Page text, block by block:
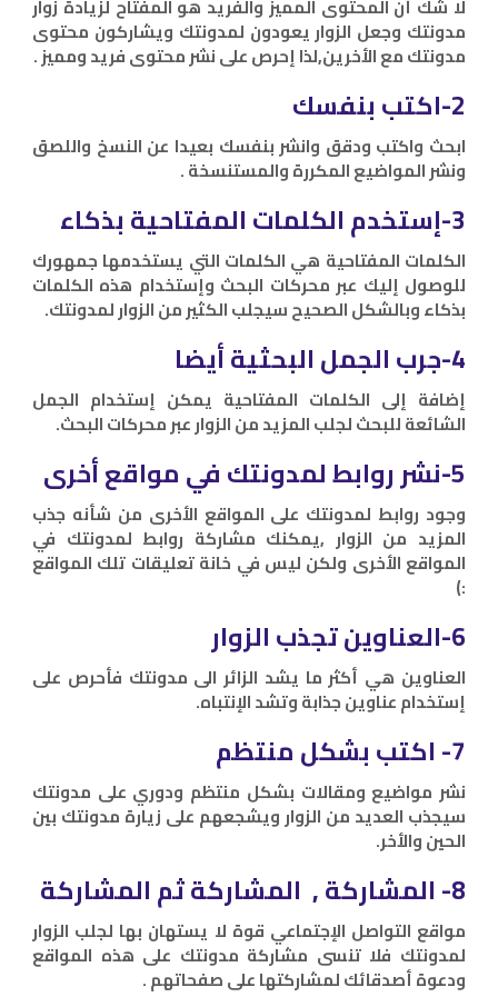
لا شك أن المحتوى المميز والفريد هو المفتاح لزيادة زوار
مدونتك وجعل الزوار يعودون لمدونتك ويشاركون محتوى
مدونتك مع الأخرين,لذا إحرص على نشر محتوى فريد ومميز .
2-اكتب بنفسك
ابحث واكتب ودقق وانشر بنفسك بعيدا عن النسخ واللصق
ونشر المواضيع المكررة والمستنسخة .
3-إستخدم الكلمات المفتاحية بذكاء
الكلمات المفتاحية هي الكلمات التي يستخدمها جمهورك
للوصول إليك عبر محركات البحث وإستخدام هذه الكلمات
بذكاء وبالشكل الصحيح سيجلب الكثير من الزوار لمدونتك.
4-جرب الجمل البحثية أيضا
إضافة إلى الكلمات المفتاحية يمكن إستخدام الجمل
الشائعة للبحث لجلب المزيد من الزوار عبر محركات البحث.
5-نشر روابط لمدونتك في مواقع أخرى
وجود روابط لمدونتك على المواقع الأخرى من شأنه جذب
المزيد من الزوار ,يمكنك مشاركة روابط لمدونتك في
المواقع الأخرى ولكن ليس في خانة تعليقات تلك المواقع
:)
6-العناوين تجذب الزوار
العناوين هي أكثر ما يشد الزائر الى مدونتك فأحرص على
إستخدام عناوين جذابة وتشد الإنتباه.
7- اكتب بشكل منتظم
نشر مواضيع ومقالات بشكل منتظم ودوري على مدونتك
سيجذب العديد من الزوار ويشجعهم على زيارة مدونتك بين
الحين والأخر.
8- المشاركة , المشاركة ثم المشاركة
مواقع التواصل الإجتماعي قوة لا يستهان بها لجلب الزوار
لمدونتك فلا تنسى مشاركة مدونتك على هذه المواقع
ودعوة أصدقائك لمشاركتها على صفحاتهم .